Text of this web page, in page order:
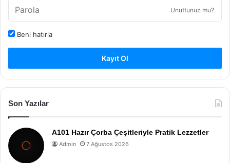
Unuttunuz mu?
Beni hatırla
Kayıt Ol
Son Yazılar
A101 Hazır Çorba Çeşitleriyle Pratik Lezzetler
Admin 7 Ağustos 2026